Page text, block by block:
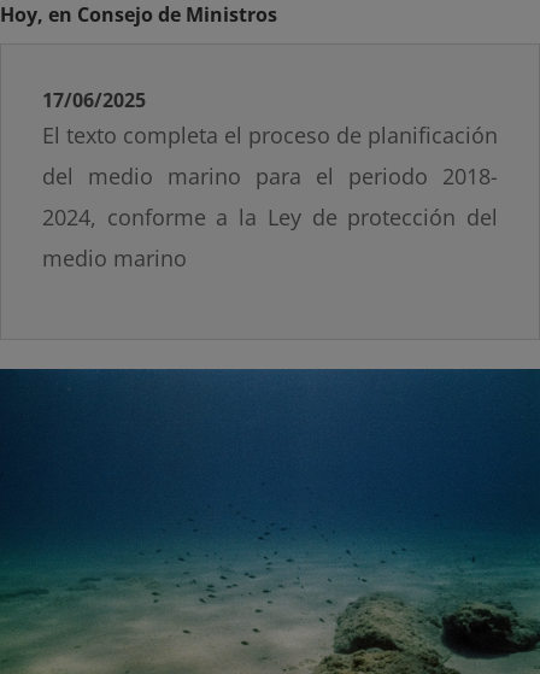
Hoy, en Consejo de Ministros
17/06/2025
El texto completa el proceso de planificación
del medio marino para el periodo 2018-
2024, conforme a la Ley de protección del
medio marino